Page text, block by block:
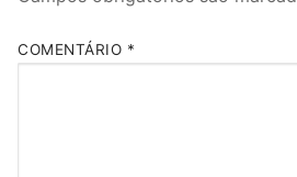
COMENTÁRIO *